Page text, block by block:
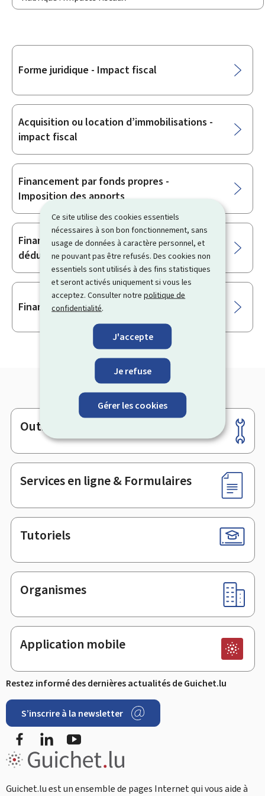
Ce site utilise des cookies essentiels
nécessaires à son bon fonctionnement, sans
usage de données à caractère personnel, et
ne pouvant pas être refusés. Des cookies non
essentiels sont utilisés à des fins statistiques
et seront activés uniquement si vous les
acceptez. Consulter notrepolitique de
confidentialité.
J'accepte
Je refuse
Gérer les cookies
Sous-
Forme juridique - Impact fiscal
Acquisition ou location d’immobilisations -
impact fiscal
Financement par fonds propres -
Imposition des apports
Financement par fonds d’emprunt -
déductibilité des intérêts
Financement par leasing - Impact fiscal
Pied
de
page
Outils
Services en ligne & Formulaires
Tutoriels
Organismes
Application mobile
Restez informé des dernières actualités de Guichet.lu
S’inscrire à la newsletter
FacebookLinkedIn
Guichet.lu est un ensemble de pages Internet qui vous aide à